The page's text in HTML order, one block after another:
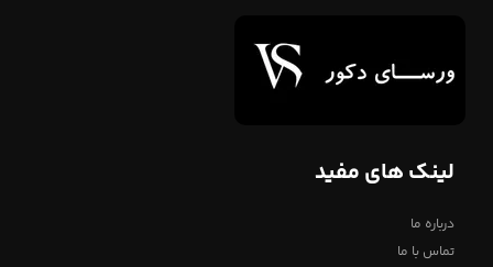
لینک های مفید
درباره ما
تماس با ما